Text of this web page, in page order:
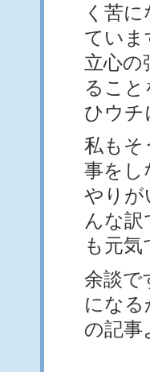
く苦
ていま
立心の
るこ
ひウチ
私もそ
事をし
やりが
んな訳
も元
余談で
になる
の記事